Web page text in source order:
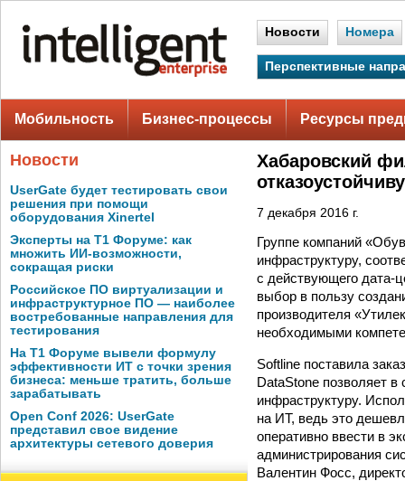
Новости Номера
Перспективные
Мобильность Бизнес-процессы Ресурсы
Новости
UserGate будет тестировать свои
решения при помощи
оборудования Xinertel
Эксперты на Т1 Форуме: как
множить ИИ-возможности,
сокращая риски
Российское ПО виртуализации и
инфраструктурное ПО — наиболее
востребованные направления для
тестирования
На Т1 Форуме вывели формулу
эффективности ИТ с точки зрения
бизнеса: меньше тратить, больше
зарабатывать
Open Conf 2026: UserGate
представил свое видение
архитектуры сетевого доверия
Хабаровский
7 декабря 2016 г.
Группе компаний
инфраструктуру,
с действующего дата-
выбор в пользу
производителя
необходимыми
Softline поставила
DataStone позволяет
инфраструктуру.
на ИТ, ведь это
оперативно ввести в
администрирования
Валентин Фосс,